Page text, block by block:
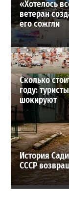
«Хотелось
ветеран
его сожгли
Сколько
году:
шокируют
История
СССР